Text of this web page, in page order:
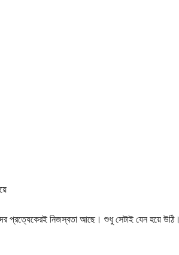
প্রত্যেকেরই নিজস্বতা আছে। শুধু সেটাই যেন হয়ে উঠি।